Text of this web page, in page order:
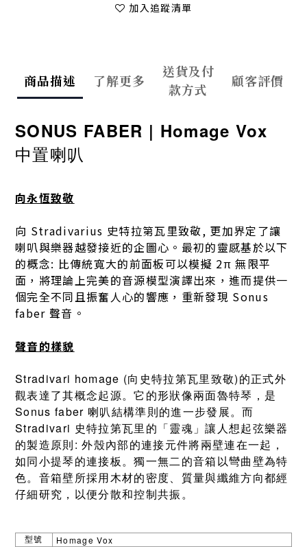
加入追蹤清單
商品描述 了解更多
送貨及付
款方式
顧客評價
SONUS FABER | Homage Vox
中置喇叭
向永恆致敬
向 Stradivarius 史特拉第瓦里致敬, 更加界定了讓
喇叭與樂器越發接近的企圖心。最初的靈感基於以下
的概念: 比傳統寬大的前面板可以模擬 2π 無限平
面，將理論上完美的音源模型演譯出來，進而提供一
個完全不同且振奮人心的響應，重新發現 Sonus
faber 聲音。
聲音的樣貌
Stradivari homage (向史特拉第瓦里致敬)的正式外
觀表達了其概念起源。它的形狀像兩面魯特琴，是
Sonus faber 喇叭結構準則的進一步發展。而
Stradivari 史特拉第瓦里的「靈魂」讓人想起弦樂器
的製造原則: 外殼內部的連接元件將兩壁連在一起，
如同小提琴的連接板。獨一無二的音箱以彎曲壁為特
色。音箱壁所採用木材的密度、質量與纖維方向都經
仔細研究，以便分散和控制共振。
型號 Homage Vox